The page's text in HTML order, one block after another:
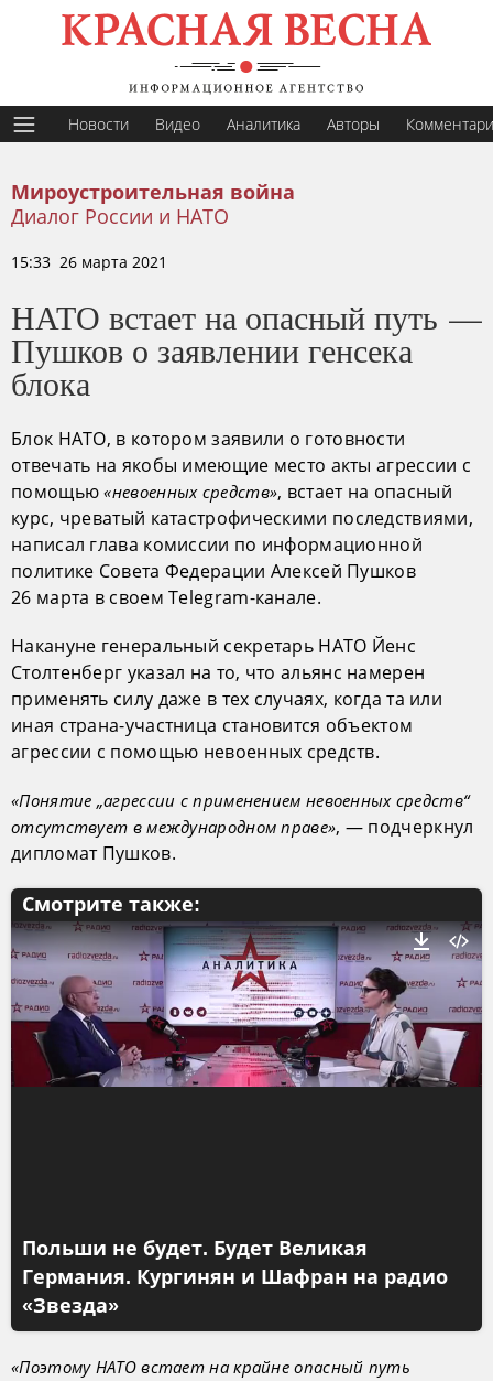
Новости Видео Аналитика Авторы
Мироустроительная война
Диалог России и НАТО
15:33 26 марта 2021
НАТО встает на опасный путь —
Пушков о заявлении генсека
блока
Блок НАТО, в котором заявили о готовности
отвечать на якобы имеющие место акты агрессии с
помощью«невоенных средств», встает на опасный
курс, чреватый катастрофическими последствиями,
написал глава комиссии по информационной
политике Совета Федерации Алексей Пушков
26 марта в своем Telegram-канале.
Накануне генеральный секретарь НАТО Йенс
Столтенберг указал на то, что альянс намерен
применять силу даже в тех случаях, когда та или
иная страна-участница становится объектом
агрессии с помощью невоенных средств.
«Понятие „агрессии с применением невоенных средств“
отсутствует в международном праве», — подчеркнул
дипломат Пушков.
Смотрите также:
Польши не будет. Будет Великая
Германия. Кургинян и Шафран на радио
«Звезда»
«Поэтому НАТО встает на крайне опасный путь